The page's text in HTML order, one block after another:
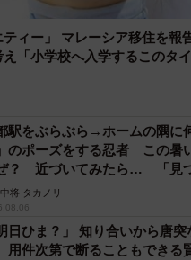
ティー」 マレーシア移住を報
「小学校へ入学するこのタ
駅をぶらぶら→ホームの隅に
のポーズをする忍者 この暑
？ 近づいてみたら… 「見
」
中将 タカノリ
日ひま？」 知り合いから唐
件次第で断ることもできる